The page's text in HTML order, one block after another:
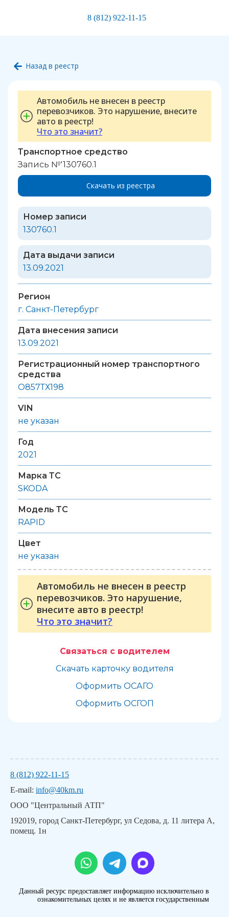
8 (812) 922-11-15
Назад в реестр
Автомобиль не внесен в реестр
перевозчиков. Это нарушение, внесите
авто в реестр!
Что это значит?
Транспортное средство
Запись №'130760.1
Скачать из реестра
Номер записи
130760.1
Дата выдачи записи
13.09.2021
Регион
г. Санкт-Петербург
Дата внесения записи
13.09.2021
Регистрационный номер транспортного
средства
О857ТХ198
VIN
не указан
Год
2021
Марка ТС
SKODA
Модель ТС
RAPID
Цвет
не указан
Автомобиль не внесен в реестр
перевозчиков. Это нарушение,
внесите авто в реестр!
Что это значит?
Связаться с водителем
Скачать карточку водителя
Оформить ОСАГО
Оформить ОСГОП
8 (812) 922-11-15
E-mail: info@40km.ru
ООО "Центральный АТП"
192019, город Санкт-Петербург, ул Седова, д. 11 литера А,
помещ. 1н
Данный ресурс предоставляет информацию исключительно в
ознакомительных целях и не является государственным